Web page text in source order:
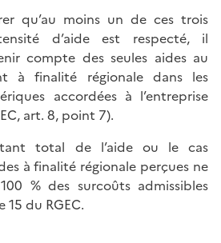
qu’au moins un de ces trois
d’aide est respecté, il
compte des seules aides au
à finalité régionale dans les
accordées à l’entreprise
art. 8, point 7).
total de l’aide ou le cas
à finalité régionale perçues ne
100 %des surcoûts admissibles
15 du RGEC.